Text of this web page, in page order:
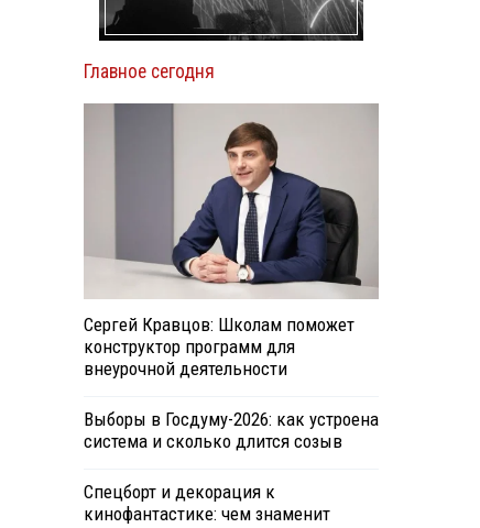
Главное сегодня
Сергей Кравцов: Школам поможет
конструктор программ для
внеурочной деятельности
Выборы в Госдуму-2026: как устроена
система и сколько длится созыв
Спецборт и декорация к
кинофантастике: чем знаменит